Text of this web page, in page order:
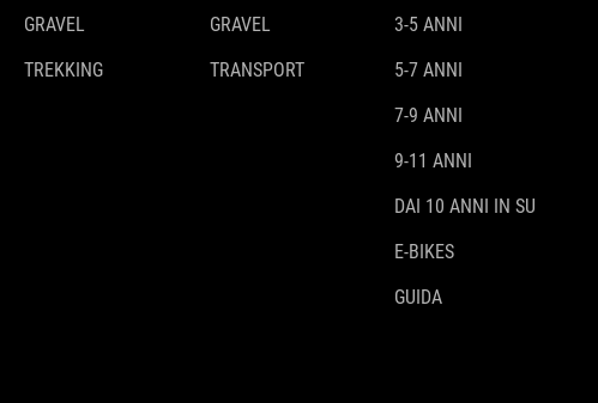
GRAVEL
TREKKING
GRAVEL
TRANSPORT
3-5 ANNI
5-7 ANNI
7-9 ANNI
9-11 ANNI
DAI 10 ANNI IN SU
E-BIKES
GUIDA